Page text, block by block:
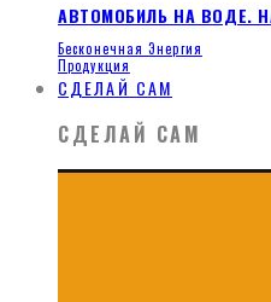
АВТОМОБИЛЬ НА ВОДЕ.
Бесконечная Энергия
Продукция
СДЕЛАЙ САМ
СДЕЛАЙ САМ